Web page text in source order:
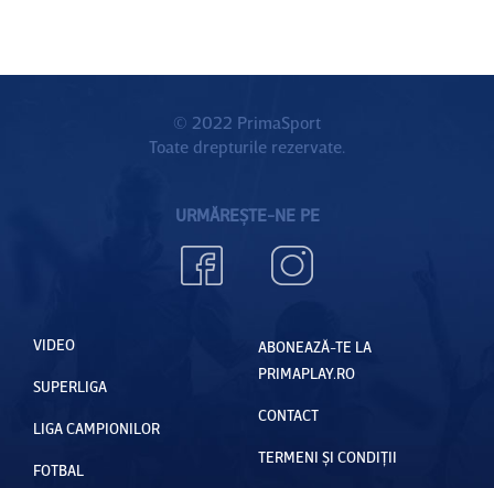
© 2022 PrimaSport
Toate drepturile rezervate.
URMĂREȘTE-NE PE
VIDEO
SUPERLIGA
LIGA CAMPIONILOR
FOTBAL
ABONEAZĂ-TE LA
PRIMAPLAY.RO
CONTACT
TERMENI ȘI CONDIȚII